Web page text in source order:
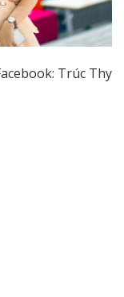
Trúc Thy